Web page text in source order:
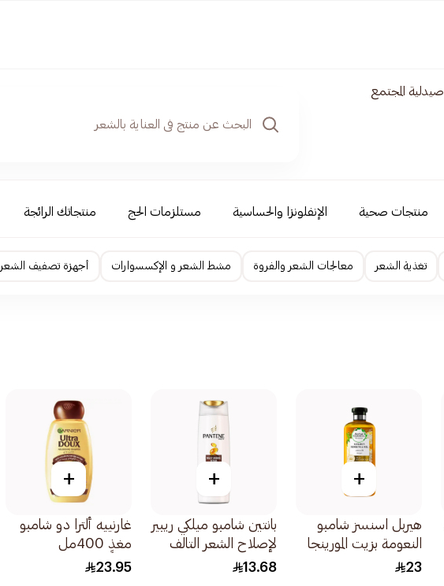
صيدلية المجتمع
منتجات صحية الإنفلونزا والحساسية مستلزمات الحج منتجاتك الرائجة
تغذية الشعر معالجات الشعر والفروة مشط الشعر و الإكسسوارات أجهزة تصفيف الشعر
+
هيربل اسنسز شامبو
النعومة بزيت المورينجا
الذهبي 400مل
23
+
بانتين شامبو ميلكي ريبير
لإصلاح الشعر التالف
200مل
13.68
+
غارنييه ألترا دو شامبو
مغذٍ 400مل
23.95